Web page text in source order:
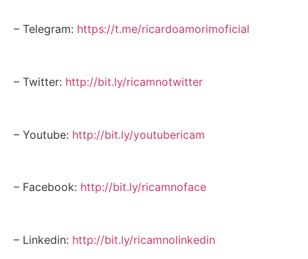
– Telegram: https://t.me/ricardoamorimoficial
– Twitter: http://bit.ly/ricamnotwitter
– Youtube: http://bit.ly/youtubericam
– Facebook: http://bit.ly/ricamnoface
– Linkedin: http://bit.ly/ricamnolinkedin